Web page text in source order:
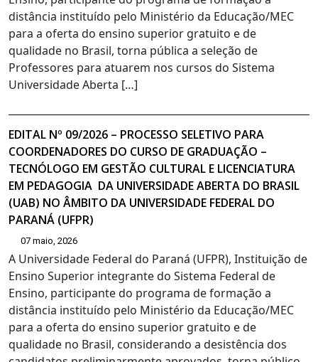
distância instituído pelo Ministério da Educação/MEC
para a oferta do ensino superior gratuito e de
qualidade no Brasil, torna pública a seleção de
Professores para atuarem nos cursos do Sistema
Universidade Aberta […]
EDITAL Nº 09/2026 – PROCESSO SELETIVO PARA
COORDENADORES DO CURSO DE GRADUAÇÃO –
TECNÓLOGO EM GESTÃO CULTURAL E LICENCIATURA
EM PEDAGOGIA DA UNIVERSIDADE ABERTA DO BRASIL
(UAB) NO ÂMBITO DA UNIVERSIDADE FEDERAL DO
PARANÁ (UFPR)
07 maio, 2026
A Universidade Federal do Paraná (UFPR), Instituição de
Ensino Superior integrante do Sistema Federal de
Ensino, participante do programa de formação a
distância instituído pelo Ministério da Educação/MEC
para a oferta do ensino superior gratuito e de
qualidade no Brasil, considerando a desistência dos